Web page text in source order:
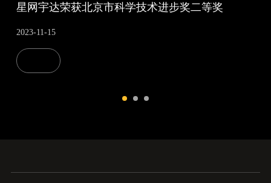
星网宇达荣获北京市科学技术进步奖二等奖
2023-11-15